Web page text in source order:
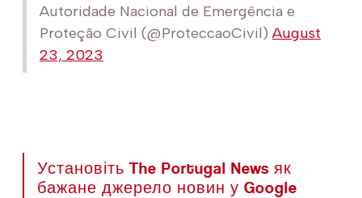
Autoridade Nacional de Emergência e
Proteção Civil (@ProteccaoCivil)August
23, 2023
Установіть The Portugal News як
бажане джерело новин у Google